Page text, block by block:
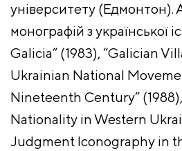
університету (Едмонтон).
монографій з української
Galicia” (1983), “Galician
Ukrainian National
Nineteenth Century”
Nationality in Western
Judgment Iconography in